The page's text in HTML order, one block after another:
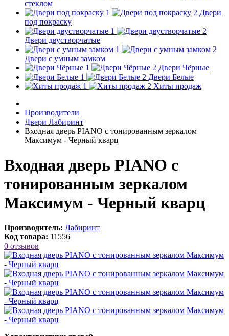
стеклом
Двери
под покраску
Двери двустворчатые
Двери с умным замком
Двери Чёрные
Двери Белые
Хиты продаж
Производители
Двери Лабиринт
Входная дверь PIANO с тонированным зеркалом
Максимум - Черный кварц
Входная дверь PIANO с
тонированным зеркалом
Максимум - Черный кварц
Производитель: Лабиринт
Код товара: 11556
0 отзывов